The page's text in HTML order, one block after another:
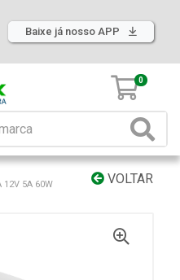
Baixe já nosso APP
0
VOLTAR
12V 5A 60W